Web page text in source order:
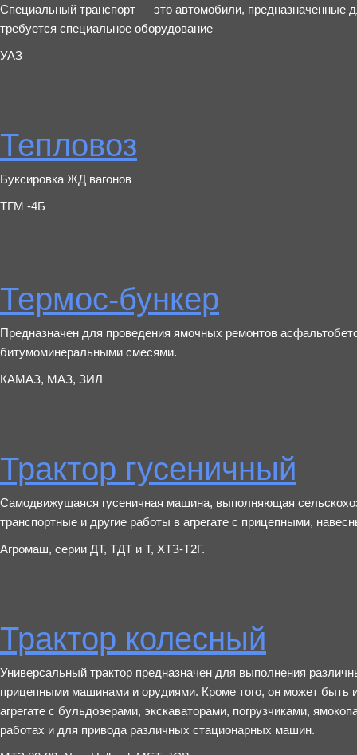
Специальный транспорт — это автомобили, предназначенные
требуется специальное оборудование
УАЗ
Тепловоз
Буксировка ЖД вагонов
ТГМ -4Б
Термос-бункер
Предназначен для проведения ямочных ремонтов
битумоминеральными смесями.
КАМАЗ, МАЗ, ЗИЛ
Трактор гусеничный
Самодвижущаяся гусеничная машина, выполняющая
транспортные и другие работы в агрегате с прицепными,
Агромаш, серии ДТ, ТДТ и Т, ХТЗ-Т2Г.
Трактор колесный
Универсальный трактор предназначен для выполнения
прицепными машинами и орудиями. Кроме того, он может быть
агрегате с бульдозерами, экскаваторами, погрузчиками,
работах и для привода различных стационарных машин.